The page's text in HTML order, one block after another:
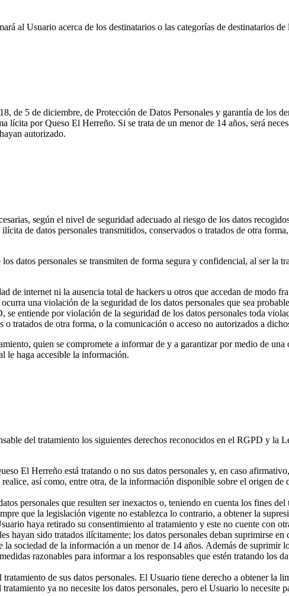
al Usuario acerca de los destinatarios o las categorías de destinatarios de
5 de diciembre, de Protección de Datos Personales y garantía de los
lícita por Queso El Herreño. Si se trata de un menor de 14 años, será
autorizado.
según el nivel de seguridad adecuado al riesgo de los datos
de datos personales transmitidos, conservados o tratados de otra
datos personales se transmiten de forma segura y confidencial, al ser la
internet ni la ausencia total de hackers u otros que accedan de modo
una violación de la seguridad de los datos personales que sea
entiende por violación de la seguridad de los datos personales toda
tratados de otra forma, o la comunicación o acceso no autorizados a
quien se compromete a informar de y a garantizar por medio de
le haga accesible la información.
del tratamiento los siguientes derechos reconocidos en el RGPD y la
El Herreño está tratando o no sus datos personales y, en caso
así como, entre otra, de la información disponible sobre el origen de
personales que resulten ser inexactos o, teniendo en cuenta los fines
que la legislación vigente no establezca lo contrario, a obtener la
haya retirado su consentimiento al tratamiento y este no cuente con
hayan sido tratados ilícitamente; los datos personales deban suprimirse
sociedad de la información a un menor de 14 años. Además de suprimir
razonables para informar a los responsables que estén tratando los
de sus datos personales. El Usuario tiene derecho a obtener la
ya no necesite los datos personales, pero el Usuario lo necesite